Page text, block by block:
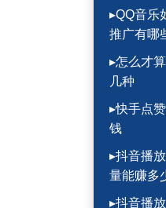
▸QQ音乐
推广有哪
▸怎么才
几种
▸快手点
钱
▸抖音播
量能赚多
▸抖音播